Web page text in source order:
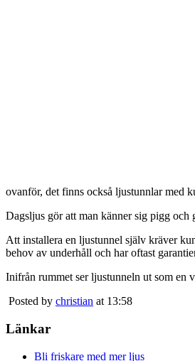
ovanför, det finns också ljustunnlar med
Dagsljus gör att man känner sig pigg
Att installera en ljustunnel själv kräver
behov av underhåll och har oftast
Inifrån rummet ser ljustunneln ut som en
Posted by christian at 13:58
Länkar
Bli friskare med mer ljus